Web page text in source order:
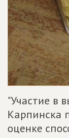
"Участие в
Карпинска
оценке